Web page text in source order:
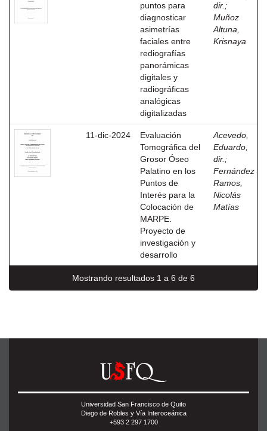
puntos para
diagnosticar
asimetrías
faciales entre
rediografías
panorámicas
digitales y
radiográficas
analógicas
digitalizadas
dir. ;
Muñoz
Altuna,
Krisnaya
11-dic-2024
Evaluación
Tomográfica del
Grosor Óseo
Palatino en los
Puntos de
Interés para la
Colocación de
MARPE.
Proyecto de
investigación y
desarrollo
Acevedo,
Eduardo,
dir. ;
Fernández
Ramos,
Nicolás
Matías
Mostrando resultados 1 a 6 de 6
Universidad San Francisco de Quito
Diego de Robles y Vía Interoceánica
+593 2 297 1700